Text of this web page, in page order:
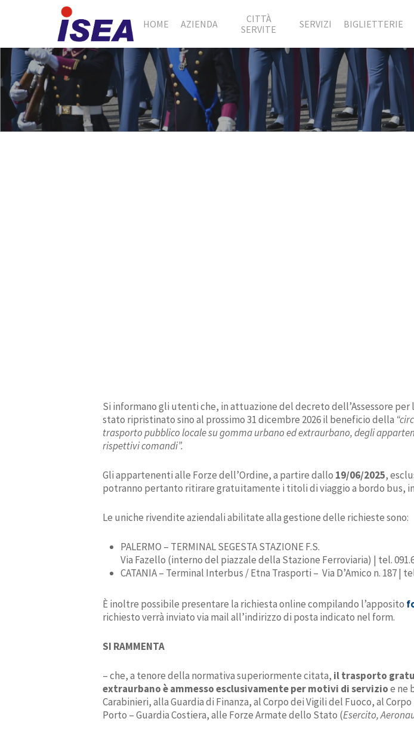
HOME AZIENDA
CITTÀ
SERVITE
SERVIZI BIGLIETTERIE
Si informano gli utenti che, in attuazione del decreto dell’Assessore
stato ripristinato sino al prossimo 31 dicembre 2026 il beneficio della
trasporto pubblico locale su gomma urbano ed extraurbano, degli
rispettivi comandi”.
Gli appartenenti alle Forze dell’Ordine, a partire dallo 19/06/2025,
potranno pertanto ritirare gratuitamente i titoli di viaggio a bordo bus,
Le uniche rivendite aziendali abilitate alla gestione delle richieste sono:
PALERMO – TERMINAL SEGESTA STAZIONE F.S.
Via Fazello (interno del piazzale della Stazione Ferroviaria) | tel.
CATANIA – Terminal Interbus / Etna Trasporti – Via D’Amico n. 187 |
È inoltre possibile presentare la richiesta online compilando l’apposito
richiesto verrà inviato via mail all’indirizzo di posta indicato nel form.
SI RAMMENTA
– che, a tenore della normativa superiormente citata, il trasporto
extraurbano è ammesso esclusivamente per motivi di servizioe ne
Carabinieri, alla Guardia di Finanza, al Corpo dei Vigili del Fuoco, al
Porto – Guardia Costiera, alle Forze Armate dello Stato (Esercito,